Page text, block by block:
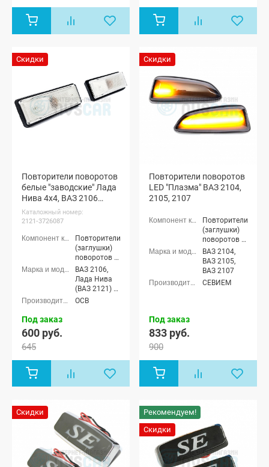
Скидки
Повторители поворотов
белые "заводские" Лада
Нива 4х4, ВАЗ 2106
(комплект)
Каталожный номер:
2121-3726087
Повторители
(заглушки)
поворотов в
крылья
ВАЗ 2106,
Лада Нива
(ВАЗ 2121) 3-
х дверная,
Лада Нива
(ВАЗ 2131) 5-
4x4 (Урбан)
5-дверная,
Лада Нива
Legend, Лада
Нива 4x4
Пикап
ОСВ
Под заказ
600 руб.
645
Скидки
Повторители поворотов
LED "Плазма" ВАЗ 2104,
2105, 2107
Повторители
(заглушки)
поворотов в
крылья
ВАЗ 2104,
ВАЗ 2105,
ВАЗ 2107
СЕВИЕМ
Под заказ
833 руб.
900
Скидки
Рекомендуем!
Скидки